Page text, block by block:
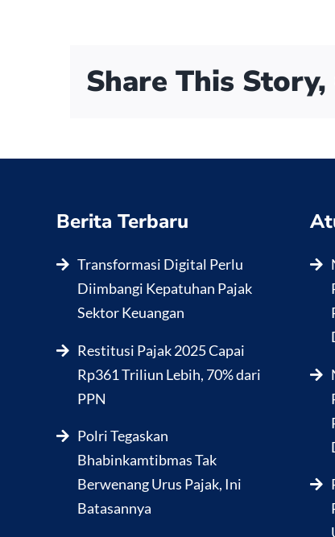
Share This
Berita Terbaru
Transformasi Digital Perlu
Diimbangi Kepatuhan Pajak
Sektor Keuangan
Restitusi Pajak 2025 Capai
Rp361 Triliun Lebih, 70% dari
PPN
Polri Tegaskan
Bhabinkamtibmas Tak
Berwenang Urus Pajak, Ini
Batasannya